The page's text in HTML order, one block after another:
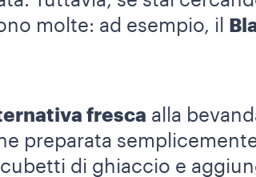
molte: ad esempio, il
fresca alla
preparata
di ghiaccio e